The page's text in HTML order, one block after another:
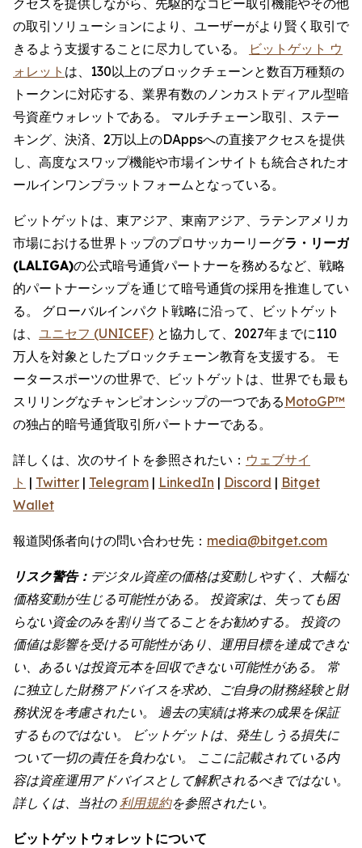
クセスを提供しながら、先駆的なコピー取引機能やその他
の取引ソリューションにより、ユーザーがより賢く取引で
きるよう支援することに尽力している。
ビットゲット ウ
ォレット は、130以上のブロックチェーンと数百万種類の
トークンに対応する、業界有数のノンカストディアル型暗
号資産ウォレットである。 マルチチェーン取引、ステー
キング、決済、2万以上のDAppsへの直接アクセスを提供
し、高度なスワップ機能や市場インサイトも統合されたオ
ールインワンプラットフォームとなっている。
ビットゲットは、東アジア、東南アジア、ラテンアメリカ
市場における世界トップのプロサッカーリーグラ・リーガ
(LALIGA)の公式暗号通貨パートナーを務めるなど、戦略
的パートナーシップを通じて暗号通貨の採用を推進してい
る。 グローバルインパクト戦略に沿って、ビットゲット
は、 ユニセフ (UNICEF) と協力して、2027年までに110
万人を対象としたブロックチェーン教育を支援する。 モ
ータースポーツの世界で、ビットゲットは、世界でも最も
スリリングなチャンピオンシップの一つである MotoGP™
の独占的暗号通貨取引所パートナーである。
詳しくは、次のサイトを参照されたい： ウェブサイ
ト | Twitter | Telegram | LinkedIn | Discord | Bitget
Wallet
報道関係者向けの問い合わせ先： media@bitget.com
リスク警告： デジタル資産の価格は変動しやすく、大幅な
価格変動が生じる可能性がある。 投資家は、失っても困
らない資金のみを割り当てることをお勧めする。 投資の
価値は影響を受ける可能性があり、運用目標を達成できな
い、あるいは投資元本を回収できない可能性がある。 常
に独立した財務アドバイスを求め、ご自身の財務経験と財
務状況を考慮されたい。 過去の実績は将来の成果を保証
するものではない。 ビットゲットは、発生しうる損失に
ついて一切の責任を負わない。 ここに記載されている内
容は資産運用アドバイスとして解釈されるべきではない。
詳しくは、当社の 利用規約を参照されたい。
ビットゲットウォレットについて